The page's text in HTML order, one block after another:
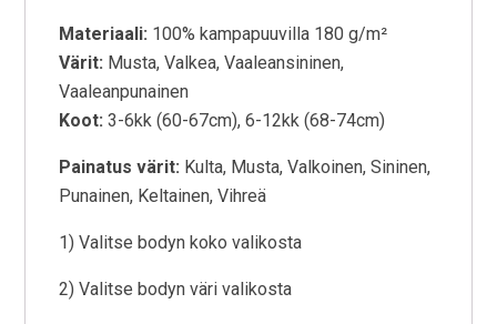
Materiaali: 100% kampapuuvilla 180 g/m²
Värit: Musta, Valkea, Vaaleansininen,
Vaaleanpunainen
Koot: 3-6kk (60-67cm), 6-12kk (68-74cm)
Painatus värit: Kulta, Musta, Valkoinen, Sininen,
Punainen, Keltainen, Vihreä
1) Valitse bodyn koko valikosta
2) Valitse bodyn väri valikosta